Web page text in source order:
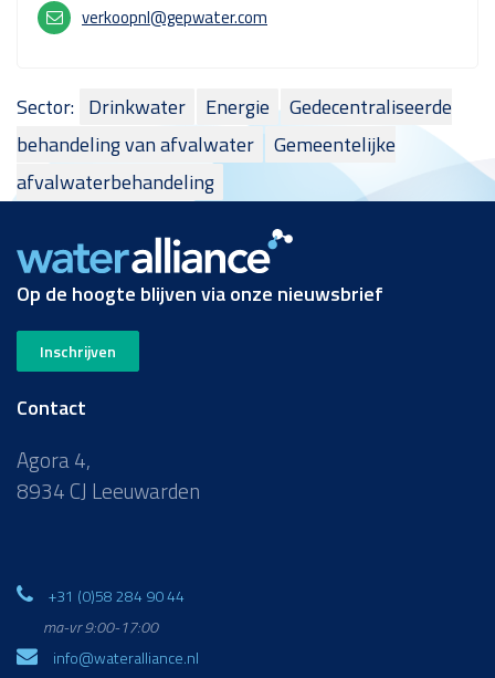
verkoopnl@gepwater.com
Sector: Drinkwater Energie
Gedecentraliseerde
behandeling van afvalwater
Gemeentelijke
afvalwaterbehandeling
Op de hoogte blijven via onze nieuwsbrief
Inschrijven
Contact
Agora 4,
8934 CJ Leeuwarden
+31 (0)58 284 90 44
ma-vr 9:00-17:00
info@wateralliance.nl